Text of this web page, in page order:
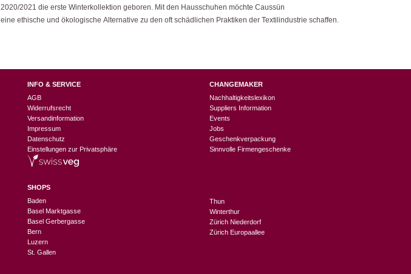
2020/2021 die erste Winterkollektion geboren. Mit den Hausschuhen möchte Caussün
eine ethische und ökologische Alternative zu den oft schädlichen Praktiken der Textilindustrie schaffen.
INFO & SERVICE
AGB
Widerrufsrecht
Versandinformation
Impressum
Datenschutz
Einstellungen zur Privatsphäre
SHOPS
Baden
Basel Marktgasse
Basel Gerbergasse
Bern
Luzern
St. Gallen
CHANGEMAKER
Nachhaltigkeitslexikon
Suppliers Information
Events
Jobs
Geschenkverpackung
Sinnvolle Firmengeschenke
Thun
Winterthur
Zürich Niederdorf
Zürich Europaallee